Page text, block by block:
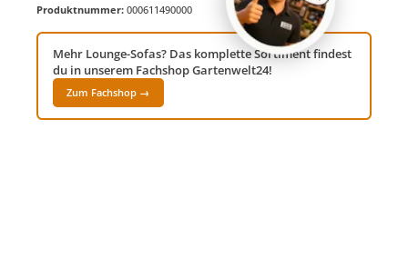
Produktnummer: 000611490000
Mehr Lounge-Sofas? Das komplette Sortiment findest
du in unserem Fachshop Gartenwelt24!
Zum Fachshop →